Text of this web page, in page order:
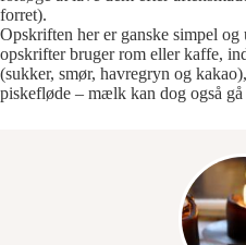
forret).
Opskriften her er ganske simpel
opskrifter bruger rom eller kaffe,
(sukker, smør, havregryn og
piskefløde – mælk kan dog også gå